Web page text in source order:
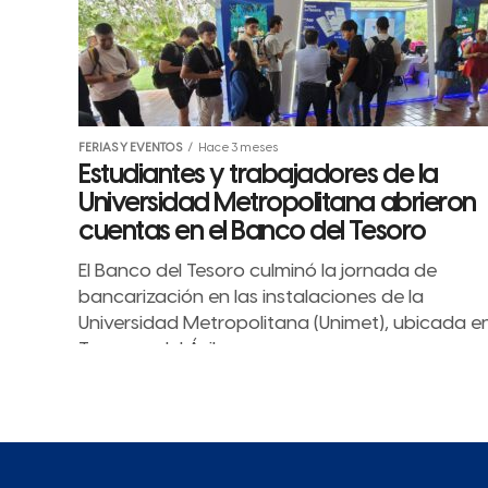
FERIAS Y EVENTOS Hace 3 meses
Estudiantes y trabajadores de la
Universidad Metropolitana abrieron
cuentas en el Banco del Tesoro
El Banco del Tesoro culminó la jornada de
bancarización en las instalaciones de la
Universidad Metropolitana (Unimet), ubicada
Terrazas del Ávila.